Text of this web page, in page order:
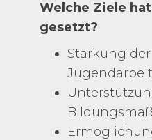
Welche Ziele
gesetzt?
Stärkung